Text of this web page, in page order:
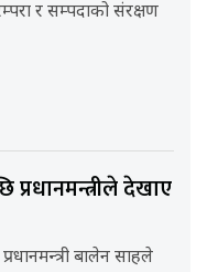
र सम्पदाको संरक्षण
देखाए
बालेन साहले